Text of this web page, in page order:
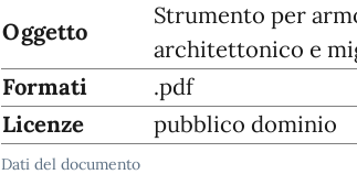
Dati del documento
Oggetto
Strumento per
architettonico e
Formati
.pdf
Licenze
pubblico dominio